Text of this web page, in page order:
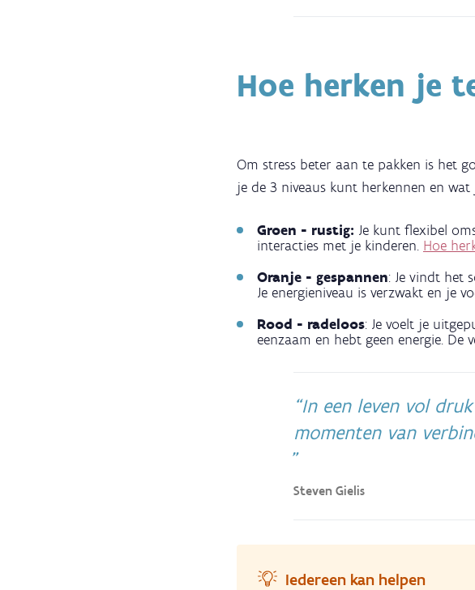
Hoe herken je
Om stress beter aan te pakken is het
je de 3 niveaus kunt herkennen en
Groen - rustig: Je kunt flexibel
interacties met je kinderen. Hoe
Oranje - gespannen: Je vindt het
Je energieniveau is verzwakt en je
Rood - radeloos: Je voelt je
eenzaam en hebt geen energie.
In een leven vol
momenten van
Steven Gielis
Iedereen kan helpen